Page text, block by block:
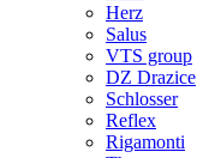
Herz
Salus
VTS group
DZ Drazice
Schlosser
Reflex
Rigamonti